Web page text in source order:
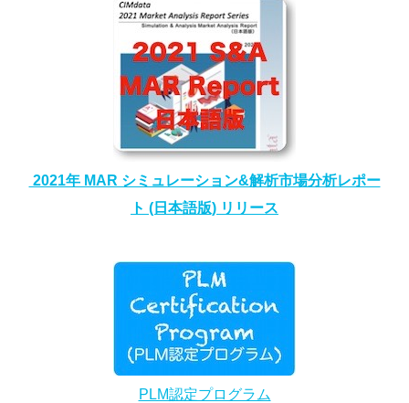
2021年 MAR シミュレーション&解析市場分析レポー
ト (日本語版) リリース
PLM認定プログラム